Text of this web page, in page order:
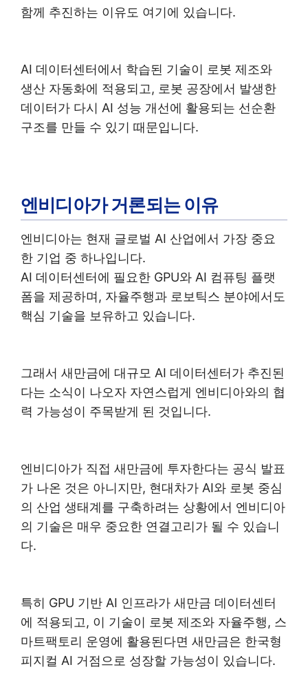
함께 추진하는 이유도 여기에 있습니다.
AI 데이터센터에서 학습된 기술이 로봇 제조와
생산 자동화에 적용되고, 로봇 공장에서 발생한
데이터가 다시 AI 성능 개선에 활용되는 선순환
구조를 만들 수 있기 때문입니다.
엔비디아가 거론되는 이유
엔비디아는 현재 글로벌 AI 산업에서 가장 중요
한 기업 중 하나입니다.
AI 데이터센터에 필요한 GPU와 AI 컴퓨팅 플랫
폼을 제공하며, 자율주행과 로보틱스 분야에서도
핵심 기술을 보유하고 있습니다.
그래서 새만금에 대규모 AI 데이터센터가 추진된
다는 소식이 나오자 자연스럽게 엔비디아와의 협
력 가능성이 주목받게 된 것입니다.
엔비디아가 직접 새만금에 투자한다는 공식 발표
가 나온 것은 아니지만, 현대차가 AI와 로봇 중심
의 산업 생태계를 구축하려는 상황에서 엔비디아
의 기술은 매우 중요한 연결고리가 될 수 있습니
다.
특히 GPU 기반 AI 인프라가 새만금 데이터센터
에 적용되고, 이 기술이 로봇 제조와 자율주행, 스
마트팩토리 운영에 활용된다면 새만금은 한국형
피지컬 AI 거점으로 성장할 가능성이 있습니다.